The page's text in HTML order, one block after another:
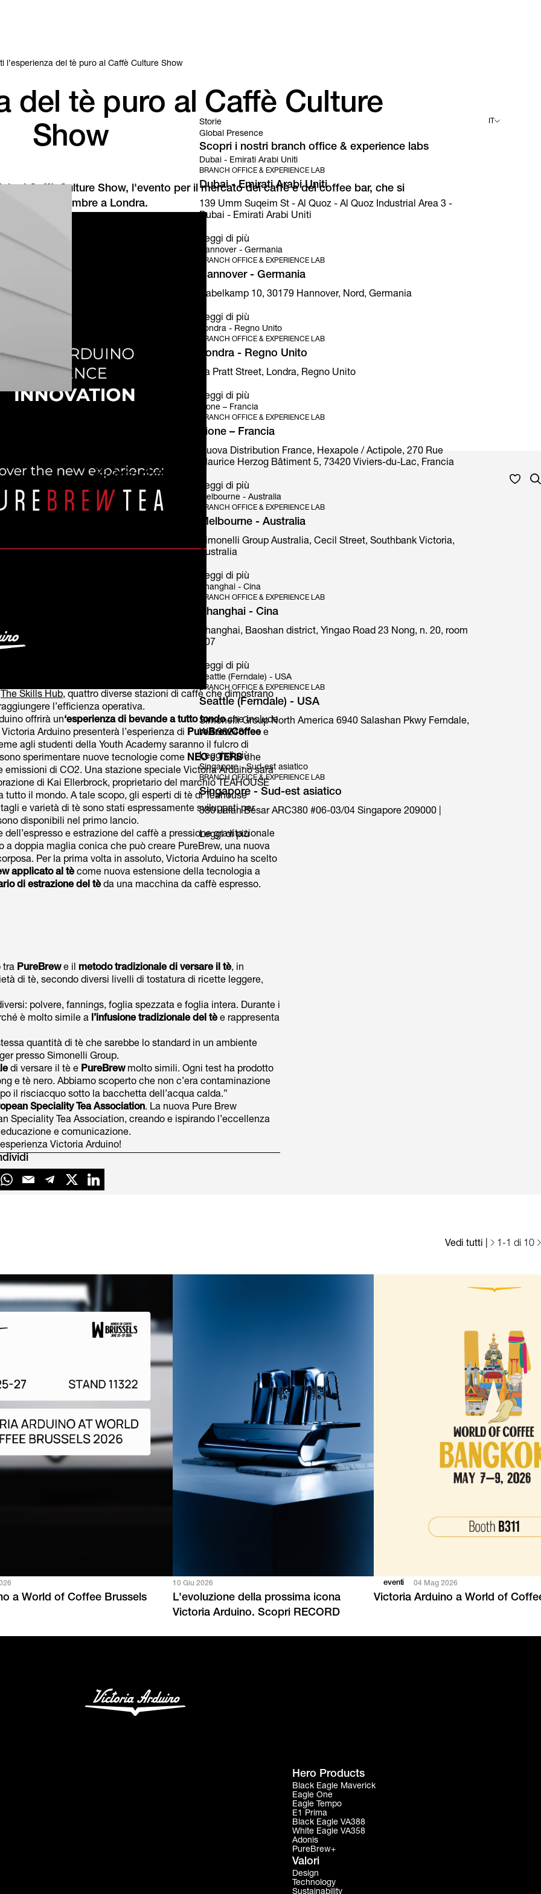
Storie
Global Presence
Scopri i nostri branch office & experience labs
Dubai - Emirati Arabi Uniti
BRANCH OFFICE & EXPERIENCE LAB
Dubai - Emirati Arabi Uniti
139 Umm Suqeim St - Al Quoz - Al Quoz Industrial Area 3 -
Dubai - Emirati Arabi Uniti
Leggi di più
Hannover - Germania
BRANCH OFFICE & EXPERIENCE LAB
Hannover - Germania
Kabelkamp 10, 30179 Hannover, Nord, Germania
Leggi di più
Londra - Regno Unito
BRANCH OFFICE & EXPERIENCE LAB
Londra - Regno Unito
6a Pratt Street, Londra, Regno Unito
Leggi di più
Lione – Francia
BRANCH OFFICE & EXPERIENCE LAB
Lione – Francia
Nuova Distribution France, Hexapole / Actipole, 270 Rue
Maurice Herzog Bâtiment 5, 73420 Viviers-du-Lac, Francia
Leggi di più
Melbourne - Australia
BRANCH OFFICE & EXPERIENCE LAB
Melbourne - Australia
Simonelli Group Australia, Cecil Street, Southbank Victoria,
Australia
Leggi di più
Shanghai - Cina
BRANCH OFFICE & EXPERIENCE LAB
Shanghai - Cina
Shanghai, Baoshan district, Yingao Road 23 Nong, n. 20, room
107
Leggi di più
Seattle (Ferndale) - USA
BRANCH OFFICE & EXPERIENCE LAB
Seattle (Ferndale) - USA
Simonelli Group North America 6940 Salashan Pkwy Ferndale,
WA 98248
Leggi di più
Singapore - Sud-est asiatico
BRANCH OFFICE & EXPERIENCE LAB
Singapore - Sud-est asiatico
380 Jalan Besar ARC380 #06-03/04 Singapore 209000 |
Leggi di più
l’esperienza del tè puro al Caffè Culture Show
del tè puro al Caffè Culture
Show
al Caffè Culture Show, l'evento per il mercato dei caffè e dei coffee bar, che si
il 1-2 settembre a Londra.
The Skills Hub, quattro diverse stazioni di caffè che dimostrano
l’efficienza operativa.
offrirà un‘esperienza di bevande a tutto tondoche include
Arduino presenterà l’esperienza di PureBrewCoffeee
agli studenti della Youth Academy saranno il fulcro di
sperimentare nuove tecnologie come NEOeTERSche
di CO2. Una stazione speciale Victoria Arduino sarà
di Kai Ellerbrock, proprietario del marchio TEAHOUSE
il mondo. A tale scopo, gli esperti di tè di Teahouse
e varietà di tè sono stati espressamente sviluppati per
disponibili nel primo lancio.
e estrazione del caffè a pressione gravitazionale
doppia maglia conica che può creare PureBrew, una nuova
Per la prima volta in assoluto, Victoria Arduino ha scelto
applicato al tècome nuova estensione della tecnologia a
di estrazione del tèda una macchina da caffè espresso.
tra PureBrewe il metodo tradizionale di versare il tè, in
di tè, secondo diversi livelli di tostatura di ricette leggere,
polvere, fannings, foglia spezzata e foglia intera. Durante i
è molto simile a l’infusione tradizionale del tèe rappresenta
quantità di tè che sarebbe lo standard in un ambiente
presso Simonelli Group.
di versare il tè e PureBrewmolto simili. Ogni test ha prodotto
e tè nero. Abbiamo scoperto che non c’era contaminazione
il risciacquo sotto la bacchetta dell’acqua calda.”
Speciality Tea Association. La nuova Pure Brew
Speciality Tea Association, creando e ispirando l’eccellenza
e comunicazione.
Victoria Arduino!
Vedi tutti 1 - 1 di 10
a World of Coffee Brussels
10 Giu 2026
L'evoluzione della prossima icona
Victoria Arduino. Scopri RECORD
eventi 04 Mag 2026
Victoria Arduino a World of
Hero Products
Black Eagle Maverick
Eagle One
Eagle Tempo
E1 Prima
Black Eagle VA388
White Eagle VA358
Adonis
PureBrew+
Valori
Design
Technology
Sustainability